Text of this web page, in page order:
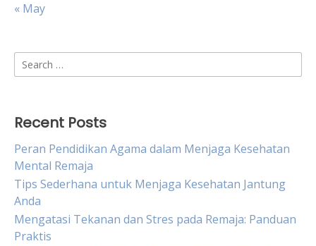
« May
Search
for:
Recent Posts
Peran Pendidikan Agama dalam Menjaga Kesehatan
Mental Remaja
Tips Sederhana untuk Menjaga Kesehatan Jantung
Anda
Mengatasi Tekanan dan Stres pada Remaja: Panduan
Praktis